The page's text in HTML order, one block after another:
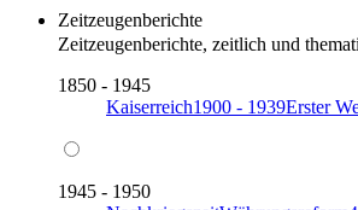
Zeitzeugenberichte
Zeitzeugenberichte, zeitlich und
1850 - 1945
Kaiserreich1900 - 1939Erster
1945 - 1950